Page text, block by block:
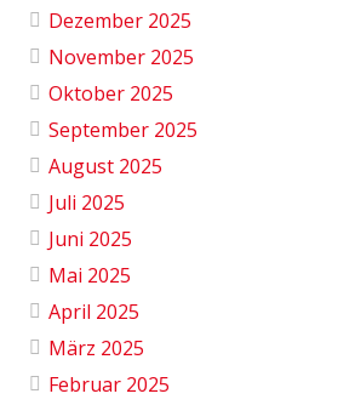
Dezember 2025
November 2025
Oktober 2025
September 2025
August 2025
Juli 2025
Juni 2025
Mai 2025
April 2025
März 2025
Februar 2025